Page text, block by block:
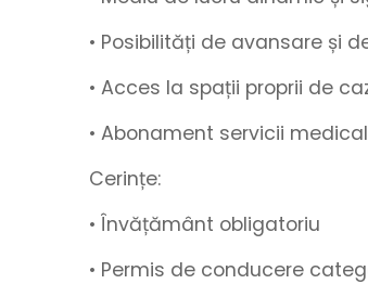
• Posibilități de avansare și
• Acces la spații proprii de
• Abonament servicii
Cerințe:
• Învățământ obligatoriu
• Permis de conducere